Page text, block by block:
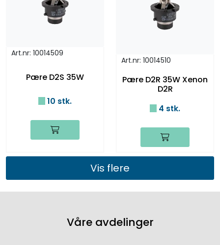
Art.nr: 10014509
Pære D2S 35W
10 stk.
Art.nr: 10014510
Pære D2R 35W Xenon
D2R
4 stk.
Vis flere
Våre avdelinger